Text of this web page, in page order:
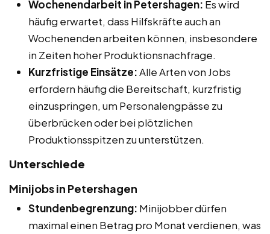
Wochenendarbeit in Petershagen: Es wird
häufig erwartet, dass Hilfskräfte auch an
Wochenenden arbeiten können, insbesondere
in Zeiten hoher Produktionsnachfrage.
Kurzfristige Einsätze:Alle Arten von Jobs
erfordern häufig die Bereitschaft, kurzfristig
einzuspringen, um Personalengpässe zu
überbrücken oder bei plötzlichen
Produktionsspitzen zu unterstützen.
Unterschiede
Minijobs in Petershagen
Stundenbegrenzung: Minijobber dürfen
maximal einen Betrag pro Monat verdienen, was